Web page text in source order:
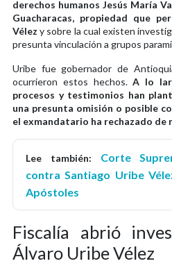
derechos humanos Jesús María
Guacharacas, propiedad que
Vélez y sobre la cual existen
presunta vinculación a grupos
Uribe fue gobernador de
ocurrieron estos hechos.A lo
procesos y testimonios han
una presunta omisión o posible
el exmandatario ha rechazado de
Lee también: Corte
contra Santiago Uribe
Apóstoles
Fiscalía abrió
Álvaro Uribe Vélez